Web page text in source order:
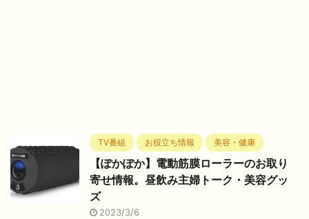
TV番組 お役立ち情報 美容・健康
【ぽかぽか】電動筋膜ローラーのお取り
寄せ情報。昼飲み主婦トーク・美容グッ
ズ
2023/3/6